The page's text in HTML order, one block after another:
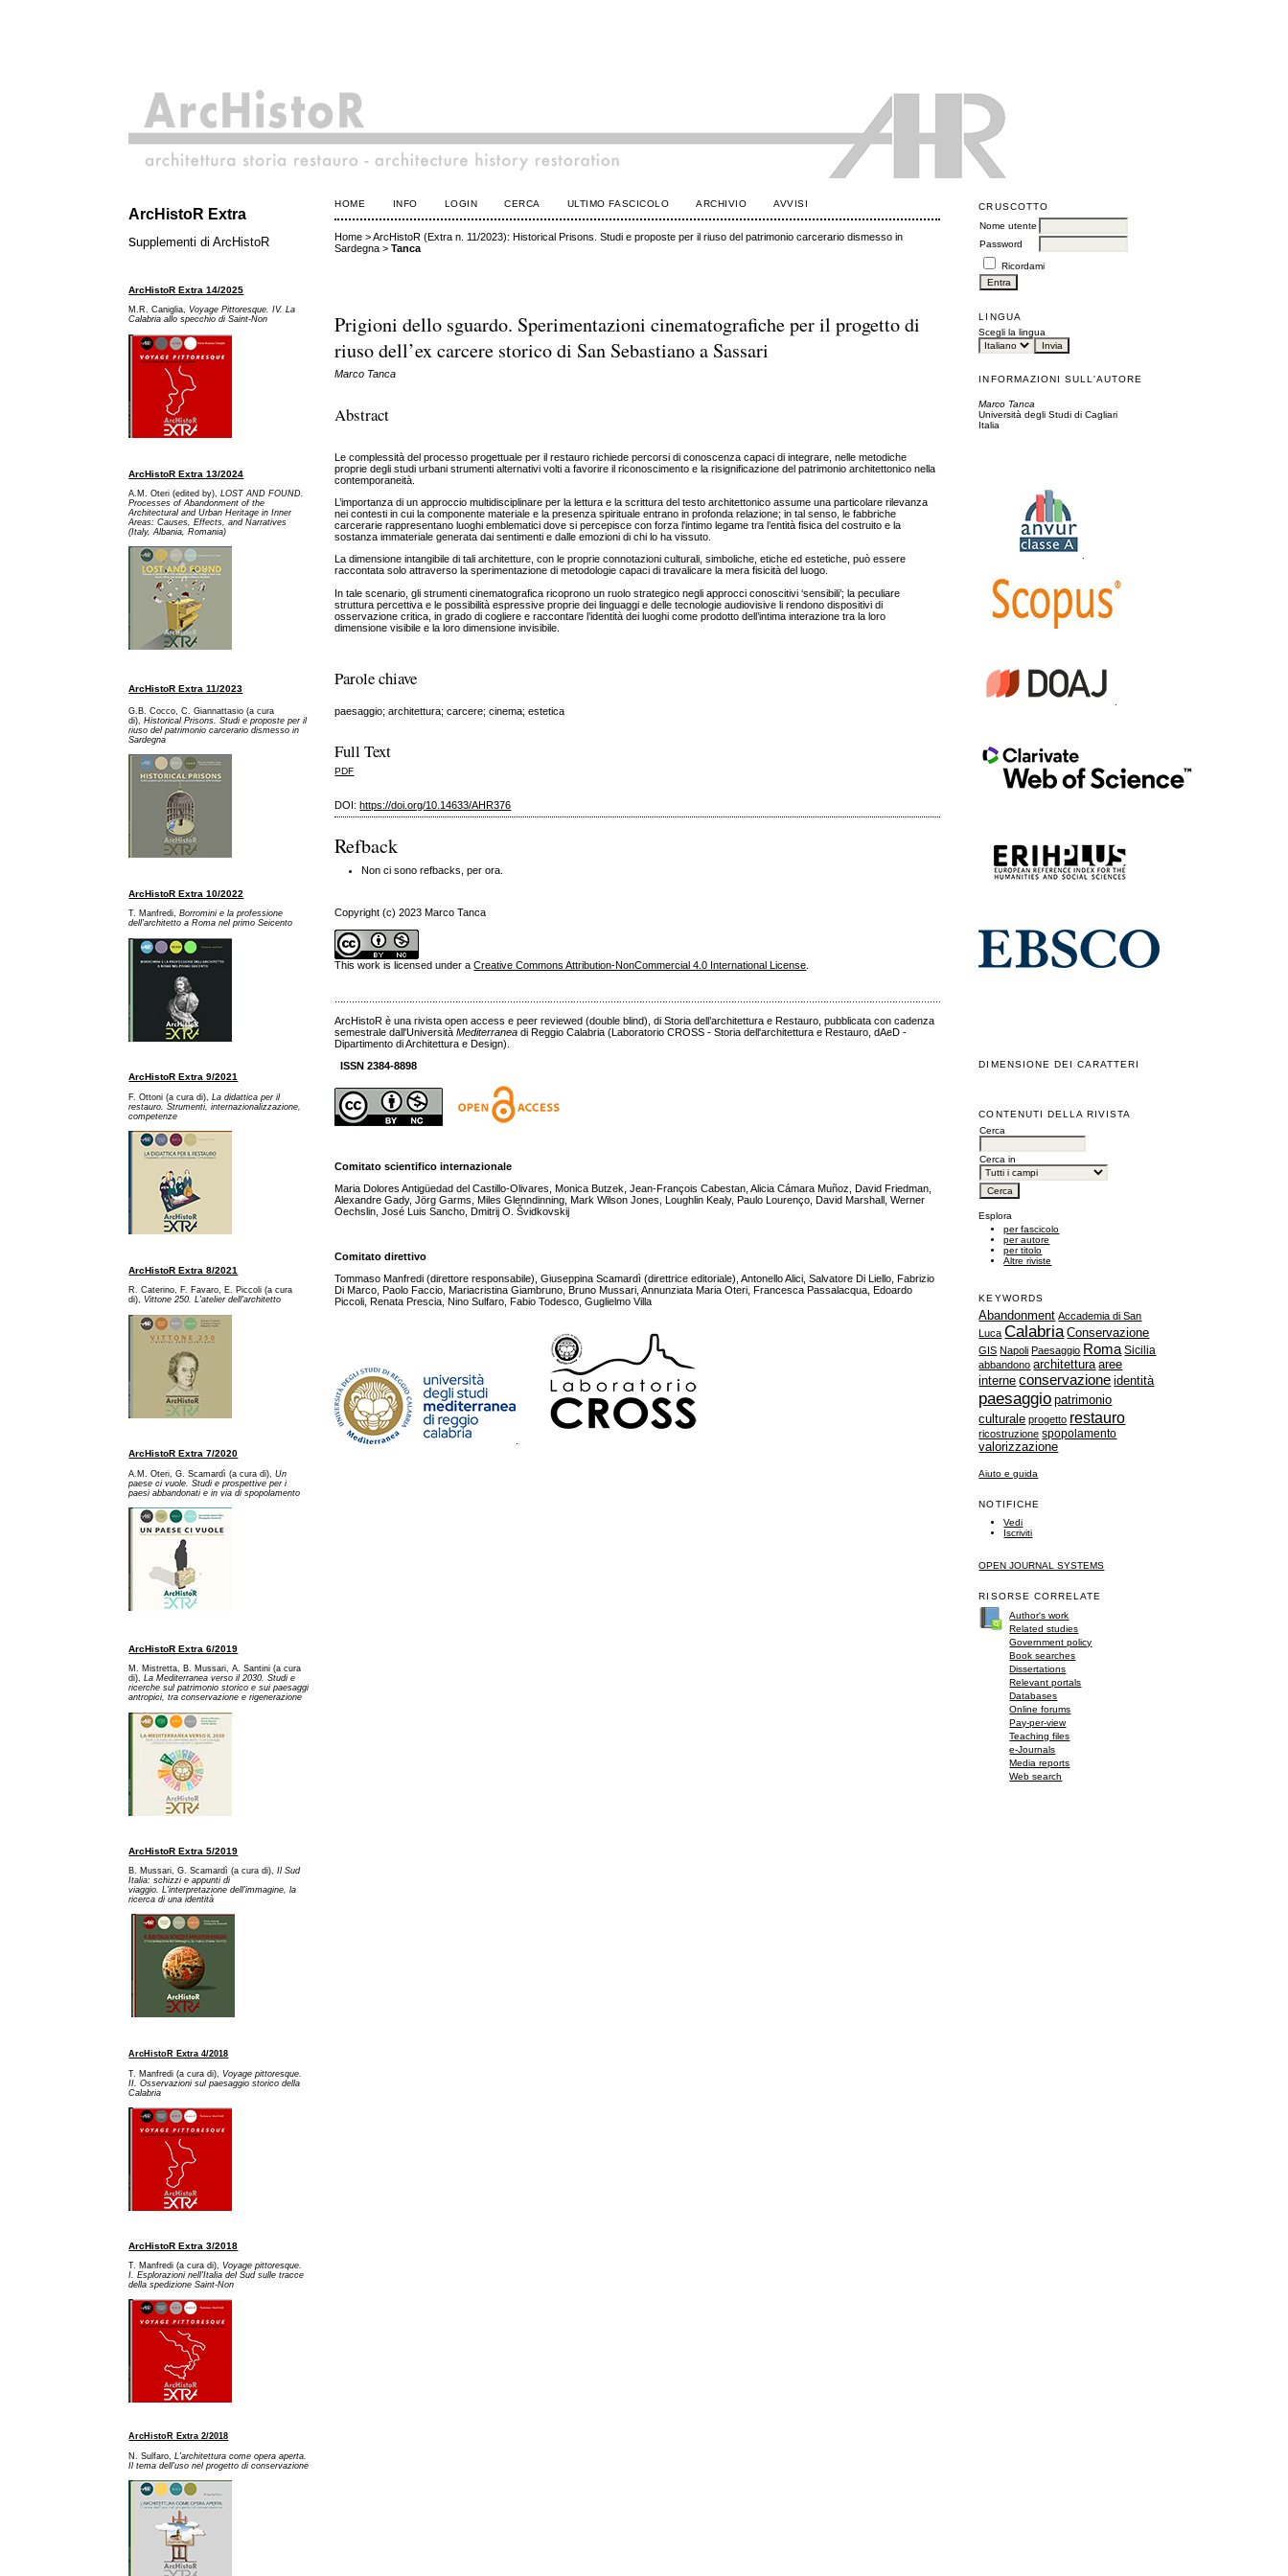
ArcHistoR Extra
supplementi di ArcHistoR
ArcHistoR Extra 14/2025
M.R. Caniglia,Voyage Pittoresque. IV. La
Calabria allo specchio di Saint-Non
ArcHistoR Extra 13/2024
A.M. Oteri (edited by),LOST AND FOUND.
Processes of Abandonment of the
Architectural and Urban Heritage in Inner
Areas: Causes, Effects, and Narratives
(Italy, Albania, Romania)
ArcHistoR Extra 11/2023
G.B. Cocco, C. Giannattasio (a cura
di),Historical Prisons. Studi e proposte per il
riuso del patrimonio carcerario dismesso in
Sardegna
ArcHistoR Extra 10/2022
T. Manfredi,Borromini e la professione
dell’architetto a Roma nel primo Seicento
ArcHistoR Extra 9/2021
F. Ottoni (a cura di),La didattica per il
restauro. Strumenti, internazionalizzazione,
competenze
ArcHistoR Extra 8/2021
R. Caterino, F. Favaro, E. Piccoli (a cura
di),Vittone 250. L'atelier dell'architetto
ArcHistoR Extra 7/2020
A.M. Oteri, G. Scamardì (a cura di),Un
paese ci vuole. Studi e prospettive per i
paesi abbandonati e in via di spopolamento
ArcHistoR Extra 6/2019
M. Mistretta, B. Mussari, A. Santini (a cura
di),La Mediterranea verso il 2030. Studi e
ricerche sul patrimonio storico e sui paesaggi
antropici, tra conservazione e rigenerazione
ArcHistoR Extra 5/2019
B. Mussari, G. Scamardì (a cura di),Il Sud
Italia: schizzi e appunti di
viaggio. L'interpretazione dell'immagine, la
ricerca di una identità
ArcHistoR Extra 4/2018
T. Manfredi (a cura di),Voyage pittoresque.
II. Osservazioni sul paesaggio storico della
Calabria
ArcHistoR Extra 3/2018
T. Manfredi (a cura di),Voyage pittoresque.
I. Esplorazioni nell'Italia del Sud sulle tracce
della spedizione Saint-Non
ArcHistoR Extra 2/2018
N. Sulfaro,L'architettura come opera aperta.
Il tema dell'uso nel progetto di conservazione
CRUSCOTTO
Nome utente
Password
Ricordami
LINGUA
Scegli la lingua
INFORMAZIONI SULL'AUTORE
Marco Tanca
Università degli Studi di Cagliari
Italia
DIMENSIONE DEI CARATTERI
CONTENUTI DELLA RIVISTA
Cerca
Cerca in
Esplora
per fascicolo
per autore
per titolo
Altre riviste
KEYWORDS
Abandonment Accademia di San
Luca Calabria Conservazione
GIS Napoli Paesaggio Roma Sicilia
abbandono architettura aree
interne conservazione identità
paesaggio patrimonio
culturale progetto restauro
ricostruzione spopolamento
valorizzazione
Aiuto e guida
NOTIFICHE
Vedi
Iscriviti
OPEN JOURNAL SYSTEMS
RISORSE CORRELATE
Author's work
Related studies
Government policy
Book searches
Dissertations
Relevant portals
Databases
Online forums
Pay-per-view
Teaching files
e-Journals
Media reports
Web search
HOME INFO LOGIN CERCA ULTIMO FASCICOLO ARCHIVIO AVVISI
Home >ArcHistoR (Extra n. 11/2023): Historical Prisons. Studi e proposte per il riuso del patrimonio carcerario dismesso in
Sardegna >Tanca
Prigioni dello sguardo. Sperimentazioni cinematografiche per il progetto di
riuso dell’ex carcere storico di San Sebastiano a Sassari
Marco Tanca
Abstract
Le complessità del processo progettuale per il restauro richiede percorsi di conoscenza capaci di integrare, nelle metodiche
proprie degli studi urbani strumenti alternativi volti a favorire il riconoscimento e la risignificazione del patrimonio architettonico nella
contemporaneità.
L’importanza di un approccio multidisciplinare per la lettura e la scrittura del testo architettonico assume una particolare rilevanza
nei contesti in cui la componente materiale e la presenza spirituale entrano in profonda relazione; in tal senso, le fabbriche
carcerarie rappresentano luoghi emblematici dove si percepisce con forza l'intimo legame tra l’entità fisica del costruito e la
sostanza immateriale generata dai sentimenti e dalle emozioni di chi lo ha vissuto.
La dimensione intangibile di tali architetture, con le proprie connotazioni culturali, simboliche, etiche ed estetiche, può essere
raccontata solo attraverso la sperimentazione di metodologie capaci di travalicare la mera fisicità del luogo.
In tale scenario, gli strumenti cinematografica ricoprono un ruolo strategico negli approcci conoscitivi ‘sensibili’; la peculiare
struttura percettiva e le possibilità espressive proprie dei linguaggi e delle tecnologie audiovisive li rendono dispositivi di
osservazione critica, in grado di cogliere e raccontare l’identità dei luoghi come prodotto dell’intima interazione tra la loro
dimensione visibile e la loro dimensione invisibile.
Parole chiave
paesaggio; architettura; carcere; cinema; estetica
Full Text
PDF
DOI: https://doi.org/10.14633/AHR376
Refback
Non ci sono refbacks, per ora.
Copyright (c) 2023 Marco Tanca
This work is licensed under aCreative Commons Attribution-NonCommercial 4.0 International License
ArcHistoR è una rivista open access e peer reviewed (double blind), di Storia dell’architettura e Restauro, pubblicata con cadenza
semestrale dall'UniversitàMediterranea di Reggio Calabria (Laboratorio CROSS - Storia dell'architettura e Restauro, dAeD -
Dipartimento di Architettura e Design).
ISSN 2384-8898
Comitato scientifico internazionale
Maria Dolores Antigüedad del Castillo-Olivares, Monica Butzek, Jean-François Cabestan, Alicia Cámara Muñoz, David Friedman,
Alexandre Gady, Jörg Garms, Miles Glenndinning, Mark Wilson Jones, Loughlin Kealy, Paulo Lourenço, David Marshall, Werner
Oechslin, José Luis Sancho, Dmitrij O. Švidkovskij
Comitato direttivo
Tommaso Manfredi (direttore responsabile), Giuseppina Scamardì (direttrice editoriale), Antonello Alici, Salvatore Di Liello, Fabrizio
Di Marco, Paolo Faccio, Mariacristina Giambruno, Bruno Mussari, Annunziata Maria Oteri, Francesca Passalacqua, Edoardo
Piccoli, Renata Prescia, Nino Sulfaro, Fabio Todesco, Guglielmo Villa